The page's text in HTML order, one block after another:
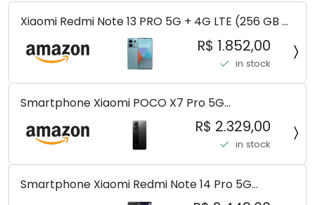
Xiaomi Redmi Note 13 PRO 5G + 4G LTE (256 GB +
8 GB) 200 MP Triplo (Mobile Mint Tello e) +
(Pacote de carregador duplo de carro rápido)
(Ocean Teal (ROM))
R$ 1.852,00
in stock
Smartphone Xiaomi POCO X7 Pro 5G
8+256GB/12+256GB/12+512GB
R$ 2.329,00
in stock
Smartphone Xiaomi Redmi Note 14 Pro 5G
Midnight Black (Preto) 12GB RAM 512GB ROM NFC